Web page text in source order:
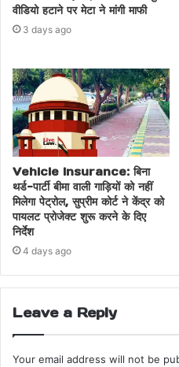
वीडियो हटाने पर मेटा ने मांगी माफी
3 days ago
Vehicle Insurance: बिना
थर्ड-पार्टी बीमा वाली गाड़ियों को नहीं
मिलेगा पेट्रोल, सुप्रीम कोर्ट ने केंद्र को
पायलट प्रोजेक्ट शुरू करने के दिए
निर्देश
4 days ago
Leave a Reply
Your email address will not be